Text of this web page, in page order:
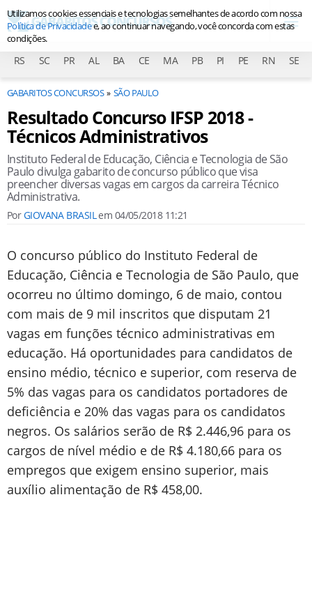
RS SC PR AL BA CE MA PB PI PE RN SE
GABARITOS CONCURSOS SÃO PAULO
Resultado Concurso IFSP 2018 -
Técnicos Administrativos
Instituto Federal de Educação, Ciência e Tecnologia de São
Paulo divulga gabarito de concurso público que visa
preencher diversas vagas em cargos da carreira Técnico
Administrativa.
PorGIOVANA BRASILem 04/05/2018 11:21
O concurso público do Instituto Federal de
Educação, Ciência e Tecnologia de São Paulo, que
ocorreu no último domingo, 6 de maio, contou
com mais de 9 mil inscritos que disputam 21
vagas em funções técnico administrativas em
educação. Há oportunidades para candidatos de
ensino médio, técnico e superior, com reserva de
5% das vagas para os candidatos portadores de
deficiência e 20% das vagas para os candidatos
negros. Os salários serão de R$ 2.446,96 para os
cargos de nível médio e de R$ 4.180,66 para os
empregos que exigem ensino superior, mais
auxílio alimentação de R$ 458,00.
Utilizamos cookies essenciais e tecnologias semelhantes de acordo com nossa
Política de Privacidadee, ao continuar navegando, você concorda com estas
condições.